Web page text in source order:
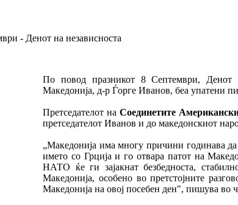
- Денот на независноста
По повод празникот 8 Септември, Денот
Македонија, д-р Ѓорге Иванов, беа упатени
Претседателот на Соединетите
претседателот Иванов и до македонскиот
„Македонија има многу причини годинава
името со Грција и го отвара патот на
НАТО ќе ги зајакнат безбедноста,
Македонија, особено во претстојните
Македонија на овој посебен ден", пишува во